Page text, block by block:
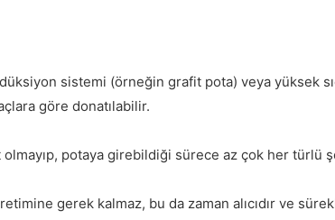
sistemi (örneğin grafit pota) veya yüksek
göre donatılabilir.
potaya girebildiği sürece az çok her türlü
gerek kalmaz, bu da zaman alıcıdır ve